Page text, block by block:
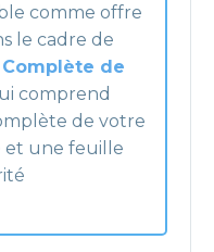
comme offre
le cadre de
de
comprend
de votre
et une feuille